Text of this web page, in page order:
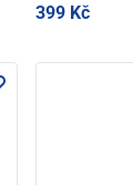
399 Kč